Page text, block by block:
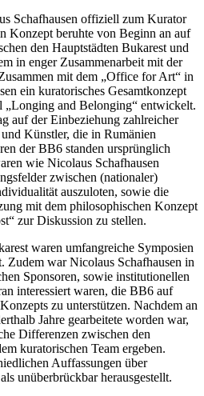
Schafhausen offiziell zum Kurator
Konzept beruhte von Beginn an auf
den Hauptstädten Bukarest und
in enger Zusammenarbeit mit der
mit dem „Office for Art“ in
ein kuratorisches Gesamtkonzept
„Longing and Belonging“ entwickelt.
auf der Einbeziehung zahlreicher
Künstler, die in Rumänien
der BB6 standen ursprünglich
wie Nicolaus Schafhausen
zwischen (nationaler)
auszuloten, sowie die
mit dem philosophischen Konzept
zur Diskussion zu stellen.
waren umfangreiche Symposien
Zudem war Nicolaus Schafhausen in
Sponsoren, sowie institutionellen
interessiert waren, die BB6 auf
zu unterstützen. Nachdem an
Jahre gearbeitete worden war,
Differenzen zwischen den
kuratorischen Team ergeben.
Auffassungen über
unüberbrückbar herausgestellt.